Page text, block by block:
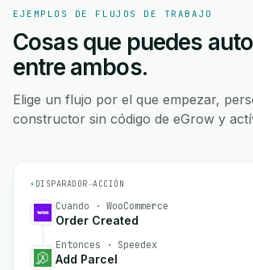
EJEMPLOS DE FLUJOS DE TRABAJO
Cosas que puedes
entre ambos.
Elige un flujo por el que empezar,
constructor sin código de eGrow y
⚡ DISPARADOR→ACCIÓN
Cuando · WooCommerce
Order Created
Entonces · Speedex
Add Parcel